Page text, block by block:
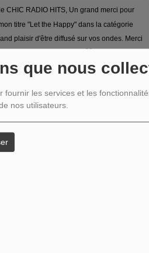
que nous
fournir les services et les
nos utilisateurs.
CHIC RADIO HITS, Un grand merci pour
titre "Let the Happy" dans la catégorie
plaisir d'être diffusé sur vos ondes. Merci
beaucoup d'avoir diffusé "Something Bout